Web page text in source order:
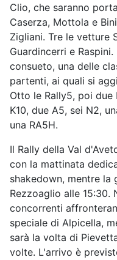
Clio, che saranno
Caserza, Mottola e
Zigliani. Tre le vetture
Guardincerri e
consueto, una delle
partenti, ai quali si
Otto le Rally5, poi due
K10, due A5, sei N2,
una RA5H.
Il Rally della Val
con la mattinata
shakedown, mentre
Rezzoaglio alle
concorrenti
speciale di Alpicella,
sarà la volta di
volte. L'arrivo è